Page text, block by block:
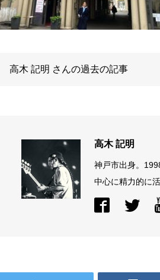
高木 記明 さんの過去の記事
高木 記明
神戸市出身。
中心に精力的に